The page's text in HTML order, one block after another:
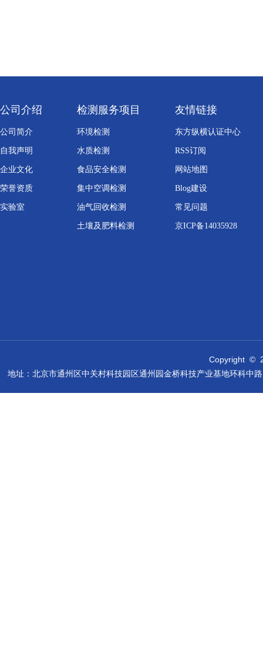
公司介绍
公司简介
自我声明
企业文化
荣誉资质
实验室
检测服务项目
环境检测
水质检测
食品安全检测
集中空调检测
油气回收检测
土壤及肥料检测
友情链接
东方纵横认证中心
RSS订阅
网站地图
Blog建设
常见问题
京ICP备14035928
Copyright ©
地址：北京市通州区中关村科技园区通州园金桥科技产业基地环科中